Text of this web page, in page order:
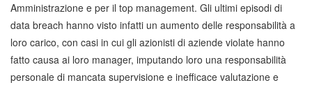
Amministrazione e per il top management. Gli ultimi episodi di
data breach hanno visto infatti un aumento delle responsabilità a
loro carico, con casi in cui gli azionisti di aziende violate hanno
fatto causa ai loro manager, imputando loro una responsabilità
personale di mancata supervisione e inefficace valutazione e